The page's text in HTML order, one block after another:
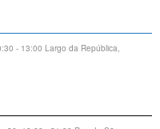
- 13:00 Largo da República,